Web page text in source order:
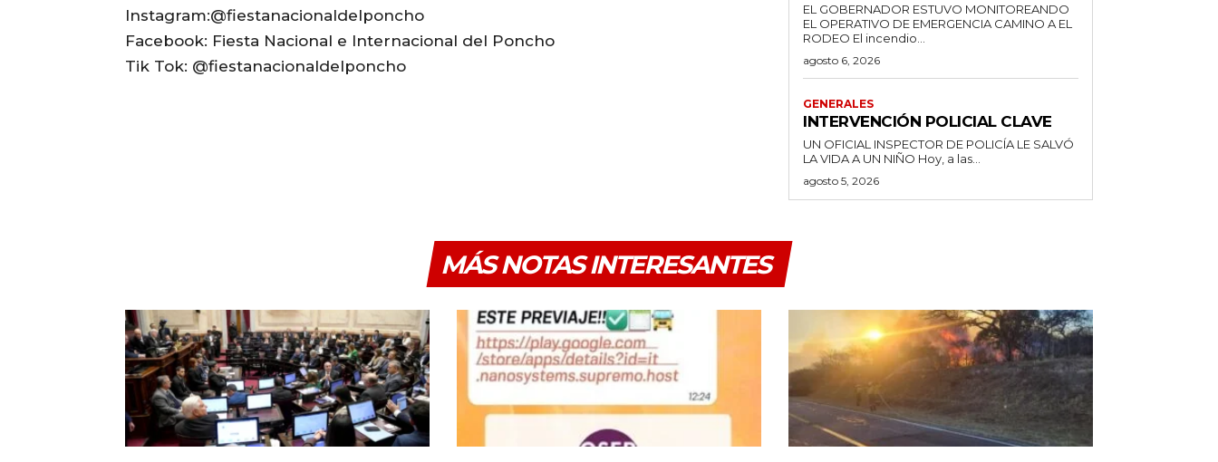
Instagram:@fiestanacionaldelponcho
Facebook: Fiesta Nacional e Internacional del Poncho
Tik Tok: @fiestanacionaldelponcho
EL GOBERNADOR ESTUVO MONITOREANDO
EL OPERATIVO DE EMERGENCIA CAMINO A EL
RODEO El incendio...
agosto 6, 2026
GENERALES
INTERVENCIÓN POLICIAL CLAVE
UN OFICIAL INSPECTOR DE POLICÍA LE SALVÓ
LA VIDA A UN NIÑO Hoy, a las...
agosto 5, 2026
MÁS NOTAS INTERESANTES